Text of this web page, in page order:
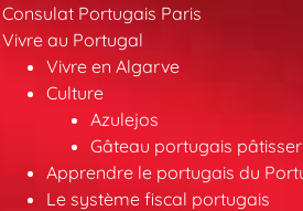
Consulat Portugais Paris
Vivre au Portugal
Vivre en Algarve
Culture
Azulejos
Gâteau portugais
Apprendre le portugais du
Le système fiscal portugais